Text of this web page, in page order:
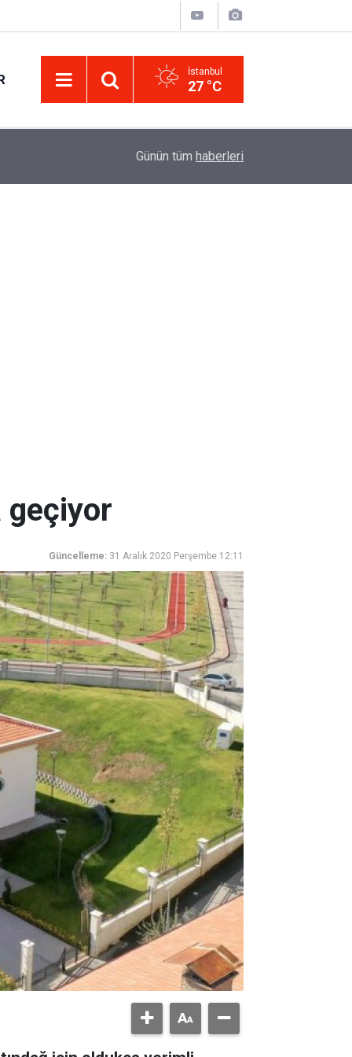
İstanbul
27 °C
Uzadı, Ödeme Kuralları Değişti
Günün tüm haberleri
geçiyor
Güncelleme: 31 Aralık 2020 Perşembe 12:11